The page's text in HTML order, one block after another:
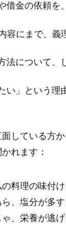
借金の依頼を
容にまで、義
法について、
い」という理
している方
れます：
の料理の味付
、塩分が多
、栄養が逃